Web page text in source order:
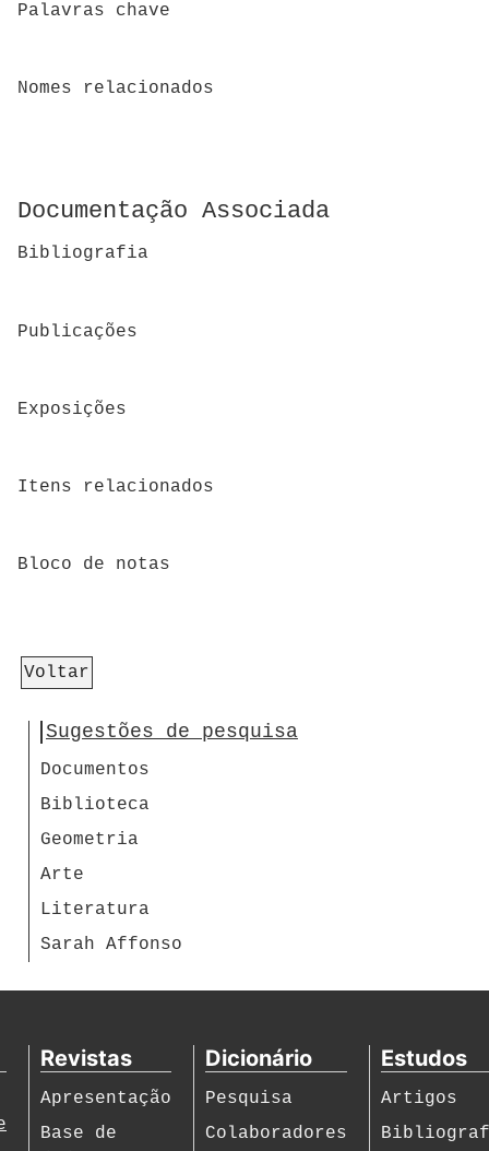
Palavras chave
Nomes relacionados
Documentação Associada
Bibliografia
Publicações
Exposições
Itens relacionados
Bloco de notas
Voltar
Sugestões de pesquisa
Documentos
Biblioteca
Geometria
Arte
Literatura
Sarah Affonso
Revistas
Apresentação
Base de
Dicionário
Pesquisa
Colaboradores
Estudos
Artigos